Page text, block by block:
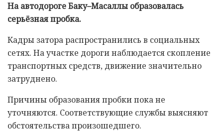
На автодороге Баку–Масаллы образовалась
серьёзная пробка.
Кадры затора распространились в социальных
сетях. На участке дороги наблюдается скопление
транспортных средств, движение значительно
затруднено.
Причины образования пробки пока не
уточняются. Соответствующие службы выясняют
обстоятельства произошедшего.